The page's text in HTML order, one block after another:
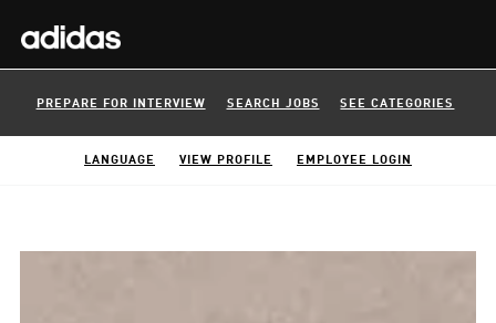
PREPARE FOR INTERVIEW SEARCH JOBS SEE CATEGORIES
LANGUAGE VIEW PROFILE EMPLOYEE LOGIN